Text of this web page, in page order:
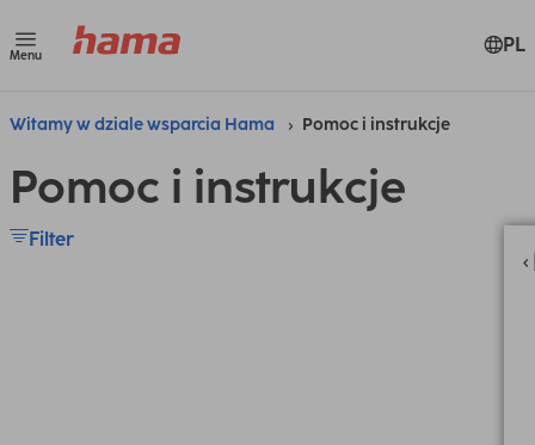
Menu PL
Witamy w dziale wsparcia Hama Pomoc i instrukcje
Pomoc i instrukcje
Filter